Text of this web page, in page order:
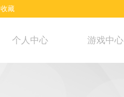
收藏
个人中心 游戏中心